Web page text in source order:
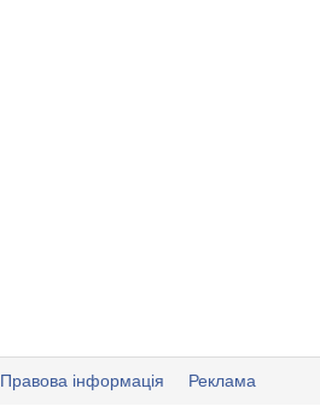
Правова інформація Реклама